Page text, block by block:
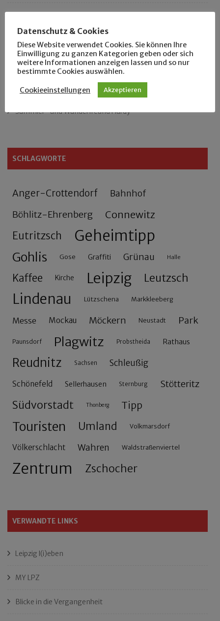
Rennfahrer in Schönefeld und Zschocher
Zu Fuß durch Anger-Crottendorf
Sammler- und Wanderfreund Hardy
SCHLAGWORTE
Anger-Crottendorf Bahnhof
Böhlitz-Ehrenberg Connewitz
Eutritzsch Geheimtipp
Gohlis Gose Graffiti Grünau Halle
Kaffee Kirche Leipzig Leutzsch
Lindenau Lützschena Markkleeberg
Messe Mockau Möckern Neustadt Park
Paunsdorf Plagwitz Probstheida Rathaus
Reudnitz Sachsen Schleußig
Schönefeld Sellerhausen Sternburg Stötteritz
Südvorstadt Thonberg Tipp
Touristen Umland Volkmarsdorf
Völkerschlacht Wahren Waldstraßenviertel
Zentrum Zschocher
VERWANDTE LINKS
Leipzig l(i)eben
MY LPZ
Blicke in die Vergangenheit
Datenschutz & Cookies
Diese Website verwendet Cookies. Sie können Ihre
Einwilligung zu ganzen Kategorien geben oder sich
weitere Informationen anzeigen lassen und so nur
bestimmte Cookies auswählen.
Cookieeinstellungen Akzeptieren